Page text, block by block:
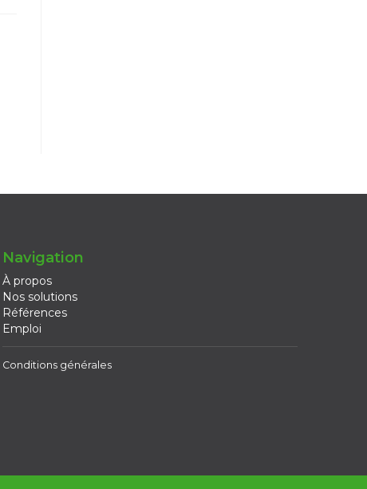
Navigation
À propos
Nos solutions
Références
Emploi
Conditions générales